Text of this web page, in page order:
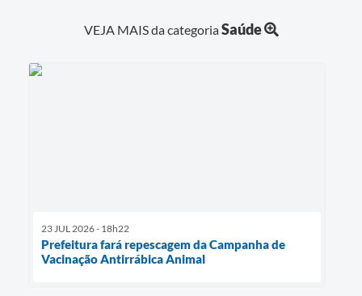
VEJA MAIS da categoriaSaúde
23 JUL 2026 - 18h22
Prefeitura fará repescagem da Campanha de
Vacinação Antirrábica Animal